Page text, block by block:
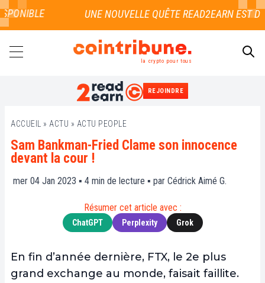
la crypto pour tous
REJOINDRE
ACCUEIL » ACTU » ACTU PEOPLE
Sam Bankman-Fried Clame son innocence
devant la cour !
mer 04 Jan 2023 ▪ 4 min de lecture ▪ par Cédrick Aimé G.
Résumer cet article avec :
ChatGPT Perplexity Grok
En fin d’année dernière, FTX, le 2e plus
grand exchange au monde, faisait faillite.